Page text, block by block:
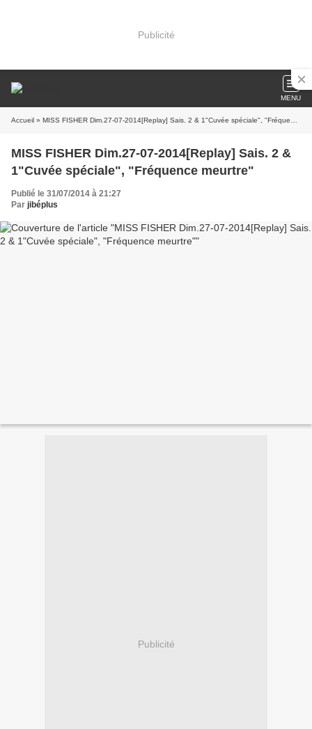
Publicité
MENU
Accueil » MISS FISHER Dim.27-07-2014[Replay] Sais. 2 & 1"Cuvée spéciale", "Fréquence meurtre"
MISS FISHER Dim.27-07-2014[Replay] Sais. 2 &
1"Cuvée spéciale", "Fréquence meurtre"
Publié le 31/07/2014 à 21:27
Par jibéplus
Publicité